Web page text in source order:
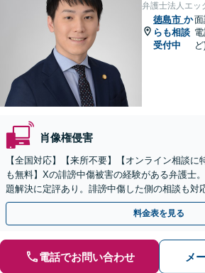
弁護士法人エッ
徳島市 か
らも相談
受付中
面
肖像権侵害
【全国対応】【来所不要】【オンライン相談に
も無料】Xの誹謗中傷被害の経験がある弁護士
題解決に定評あり。誹謗中傷した側の相談も対
人の特定ができる場合もあり。
料金表を見る
電話でお問い合わせ メ